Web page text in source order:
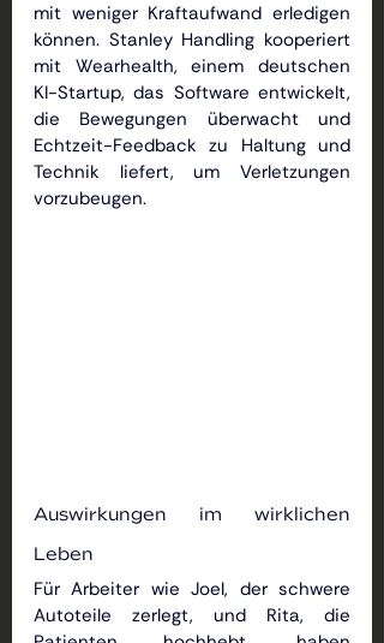
mit weniger Kraftaufwand erledigen
können. Stanley Handling kooperiert
mit Wearhealth, einem deutschen
KI-Startup, das Software entwickelt,
die Bewegungen überwacht und
Echtzeit-Feedback zu Haltung und
Technik liefert, um Verletzungen
vorzubeugen.
Auswirkungen im wirklichen
Leben
Für Arbeiter wie Joel, der schwere
Autoteile zerlegt, und Rita, die